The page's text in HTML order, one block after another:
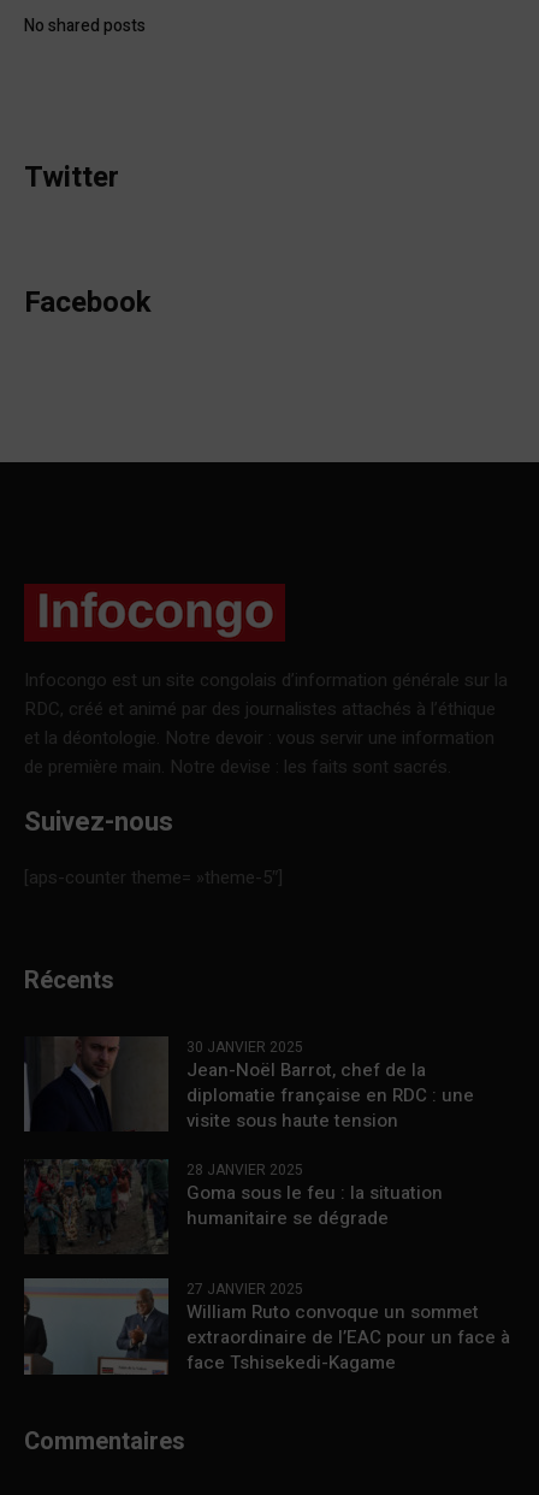
No shared posts
Twitter
Facebook
Infocongo est un site congolais d’information générale sur la
RDC, créé et animé par des journalistes attachés à l’éthique
et la déontologie. Notre devoir : vous servir une information
de première main. Notre devise : les faits sont sacrés.
Suivez-nous
[aps-counter theme= »theme-5″]
Récents
30 JANVIER 2025
Jean-Noël Barrot, chef de la
diplomatie française en RDC : une
visite sous haute tension
28 JANVIER 2025
Goma sous le feu : la situation
humanitaire se dégrade
27 JANVIER 2025
William Ruto convoque un sommet
extraordinaire de l’EAC pour un face à
face Tshisekedi-Kagame
Commentaires